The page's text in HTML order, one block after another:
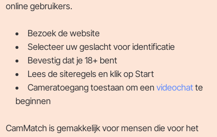
online gebruikers.
Bezoek de website
Selecteer uw geslacht voor identificatie
Bevestig dat je 18+ bent
Lees de siteregels en klik op Start
Cameratoegang toestaan om een videochatte
beginnen
CamMatch is gemakkelijk voor mensen die voor het